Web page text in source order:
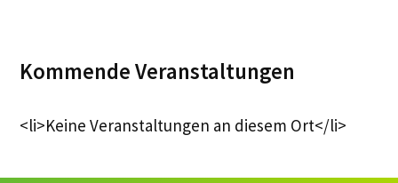
Kommende Veranstaltungen
<li>Keine Veranstaltungen an diesem Ort</li>